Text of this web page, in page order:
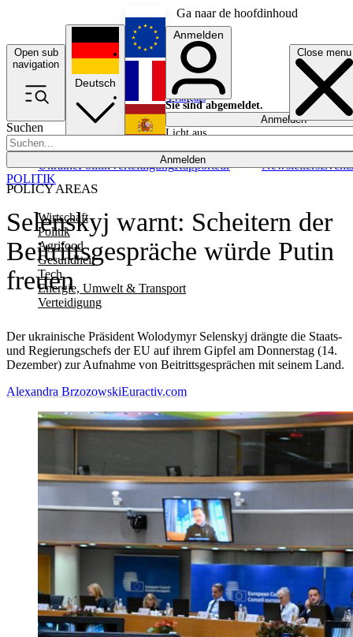
Ga naar de hoofdinhoud
Open sub
navigation
Close menu
Suchen
Anmelden
POLICY AREAS
Wirtschaft
Politik
Agrifood
Gesundheit
Tech
Energie, Umwelt & Transport
Verteidigung
UkrainePolitikVerteidigungRapporteur NewslettersEvents
Deutsch
English
Français
Anmelden
Sie sind abgemeldet.
Anmelden
Licht aus
Selenskyj warnt: Scheitern der
Beitrittsgespräche würde Putin
freuen
Der ukrainische Präsident Wolodymyr Selenskyj drängte die Staats-
und Regierungschefs der EU auf ihrem Gipfel am Donnerstag (14.
Dezember) zur Aufnahme von Beitrittsgesprächen mit seinem Land.
POLITIK
Alexandra BrzozowskiEuractiv.com